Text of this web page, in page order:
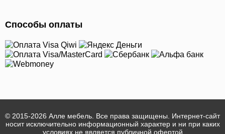
Способы оплаты
© 2015-2026 Алле мебель. Все права защищены. Интернет-сайт
носит исключительно информационный характер и ни при каких
условиях не является публичной офертой